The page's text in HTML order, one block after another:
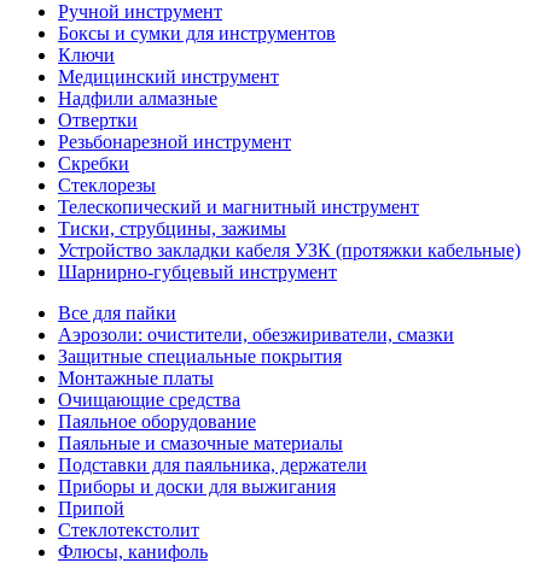
Ручной инструмент
Боксы и сумки для инструментов
Ключи
Медицинский инструмент
Надфили алмазные
Отвертки
Резьбонарезной инструмент
Скребки
Стеклорезы
Телескопический и магнитный инструмент
Тиски, струбцины, зажимы
Устройство закладки кабеля УЗК (протяжки кабельные)
Шарнирно-губцевый инструмент
Все для пайки
Аэрозоли: очистители, обезжириватели, смазки
Защитные специальные покрытия
Монтажные платы
Очищающие средства
Паяльное оборудование
Паяльные и смазочные материалы
Подставки для паяльника, держатели
Приборы и доски для выжигания
Припой
Стеклотекстолит
Флюсы, канифоль